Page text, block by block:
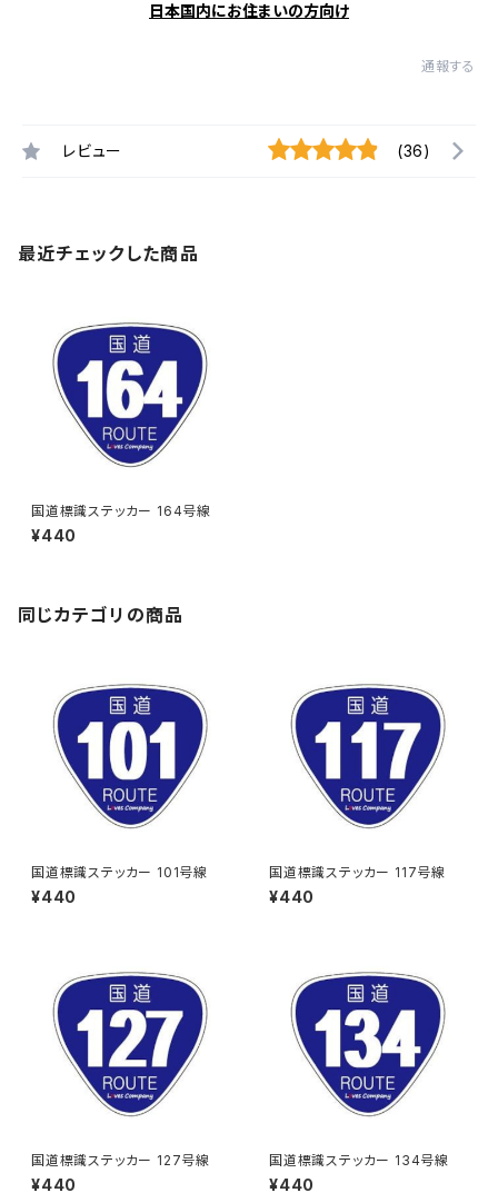
日本国内にお住まいの方向け
通報する
レビュー (36)
最近チェックした商品
国道標識ステッカー 164号線
¥440
同じカテゴリの商品
国道標識ステッカー 101号線
¥440
国道標識ステッカー 117号線
¥440
国道標識ステッカー 127号線
¥440
国道標識ステッカー 134号線
¥440